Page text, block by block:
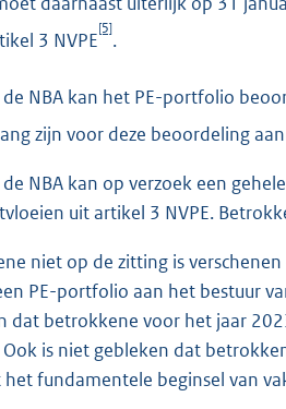
3 NVPE
[5]
.
NBA kan het PE-portfolio
zijn voor deze beoordeling
NBA kan op verzoek een
uit artikel 3 NVPE.
niet op de zitting is verschenen
PE-portfolio aan het bestuur
dat betrokkene voor het jaar
is niet gebleken dat
fundamentele beginsel van